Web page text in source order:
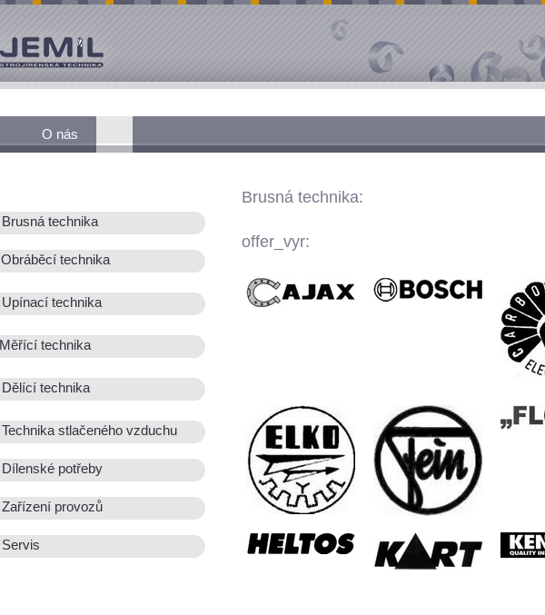
O nás
Brusná technika
Obráběcí technika
Upínací technika
Měřící technika
Dělící technika
Technika stlačeného vzduchu
Dílenské potřeby
Zařízení provozů
Servis
Brusná technika:
offer_vyr: